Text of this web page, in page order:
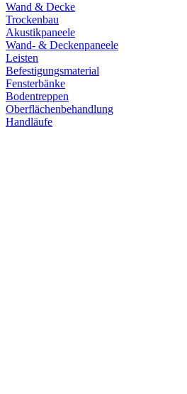
Wand & Decke
Trockenbau
Akustikpaneele
Wand- & Deckenpaneele
Leisten
Befestigungsmaterial
Fensterbänke
Bodentreppen
Oberflächenbehandlung
Handläufe